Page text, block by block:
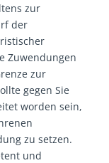
zur
der
Zuwendungen
zur
gegen Sie
worden sein,
zu setzen.
und